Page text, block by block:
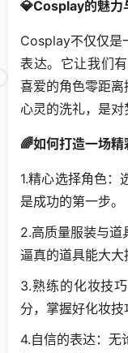
💎Cosplay的魅力
Cosplay不仅仅是
表达。它让我们
喜爱的角色零距
心灵的洗礼，是对
🌈如何打造一场
1.精心选择角色：
是成功的第一步。
2.高质量服装与道
逼真的道具能大大
3.熟练的化妆技
分，掌握好化妆技
4.自信的表达：无